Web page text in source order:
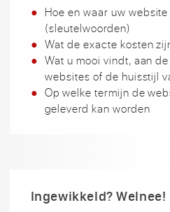
Hoe en waar uw
(sleutelwoorden)
Wat de exacte kosten
Wat u mooi vindt, aan
websites of de huisstijl
Op welke termijn de
geleverd kan worden
Ingewikkeld? Welnee!